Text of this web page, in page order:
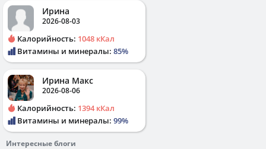
Ирина
2026-08-03
Калорийность: 1048 кКал
Витамины и минералы: 85%
Ирина Макс
2026-08-06
Калорийность: 1394 кКал
Витамины и минералы: 99%
Интересные блоги